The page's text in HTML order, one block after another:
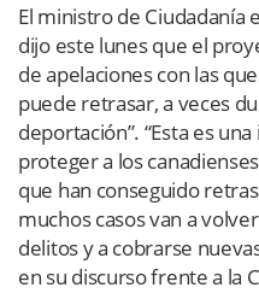
El ministro de Ciudadanía
dijo este lunes que el
de apelaciones con las
puede retrasar, a veces
deportación”. “Esta es
proteger a los
que han conseguido
muchos casos van a
delitos y a cobrarse
en su discurso frente a la